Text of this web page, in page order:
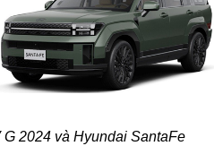
2024 và Hyundai SantaFe